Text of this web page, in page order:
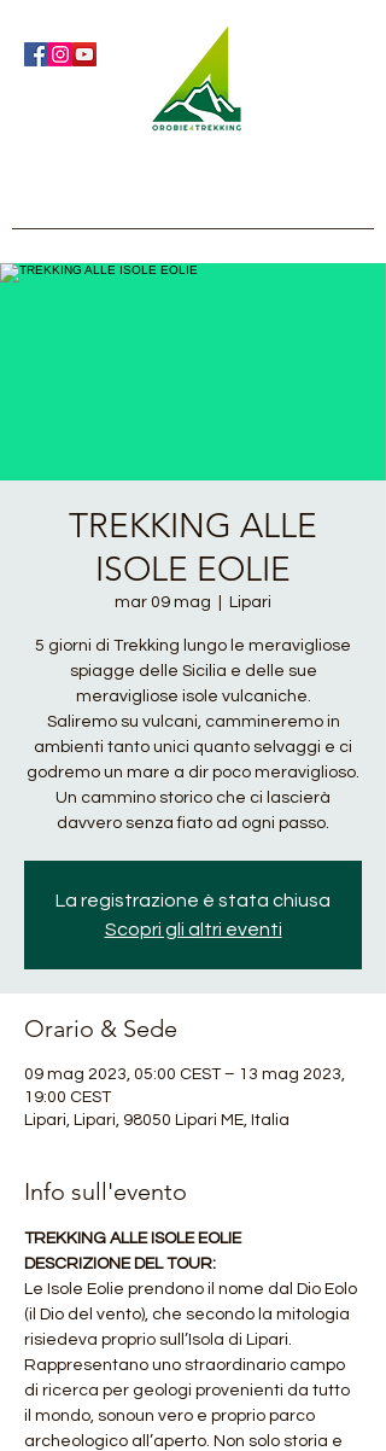
TREKKING ALLE
ISOLE EOLIE
mar 09 mag Lipari
5 giorni di Trekking lungo le meravigliose
spiagge delle Sicilia e delle sue
meravigliose isole vulcaniche.
Saliremo su vulcani, cammineremo in
ambienti tanto unici quanto selvaggi e ci
godremo un mare a dir poco meraviglioso.
Un cammino storico che ci lascierà
davvero senza fiato ad ogni passo.
La registrazione è stata chiusa
Scopri gli altri eventi
Orario & Sede
09 mag 2023, 05:00 CEST – 13 mag 2023,
19:00 CEST
Lipari, Lipari, 98050 Lipari ME, Italia
Info sull'evento
TREKKING ALLE ISOLE EOLIE
DESCRIZIONE DEL TOUR:
Le Isole Eolie prendono il nome dal Dio Eolo
(il Dio del vento), che secondo la mitologia
risiedeva proprio sull’Isola di Lipari.
Rappresentano uno straordinario campo
di ricerca per geologi provenienti da tutto
il mondo, sonoun vero e proprio parco
archeologico all’aperto. Non solo storia e